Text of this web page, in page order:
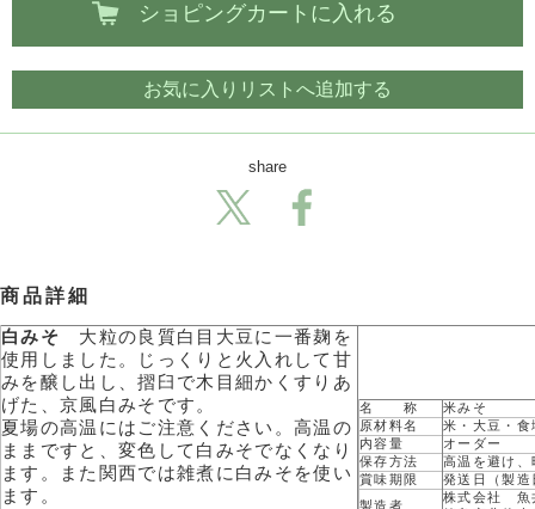
ショピングカートに入れる
お気に入りリストへ追加する
share
商品詳細
白みそ 大粒の良質白目大豆に一番麹を
使用しました。じっくりと火入れして甘
みを醸し出し、摺臼で木目細かくすりあ
げた、京風白みそです。
夏場の高温にはご注意ください。高温の
ままですと、変色して白みそでなくなり
ます。また関西では雑煮に白みそを使い
ます。
名 称
米みそ
原材料名
米・大豆・食
内容量
オーダー
保存方法
高温を避け、
賞味期限
発送日（製
製造者
株式会社 魚